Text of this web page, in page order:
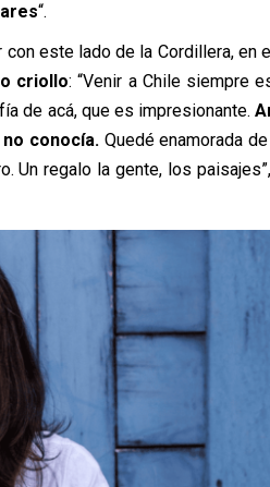
“.
este lado de la Cordillera, en
criollo: “Venir a Chile siempre
de acá, que es impresionante.
conocía. Quedé enamorada
Un regalo la gente, los